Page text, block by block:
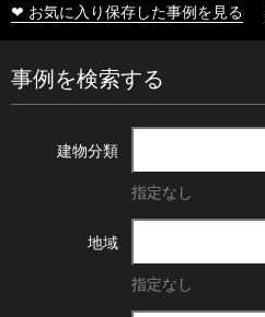
❤ お気に入り保存した事例を見る
事例を検索する
建物分類
指定なし
地域
指定なし